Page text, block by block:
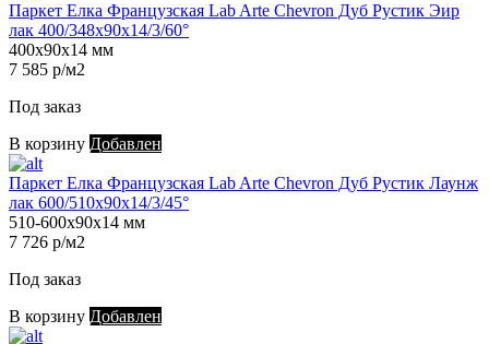
Паркет Елка Французская Lab Arte Chevron Дуб Рустик Эир
лак 400/348х90х14/3/60°
400х90х14 мм
7 585 р/м2
Под заказ
В корзину Добавлен
Паркет Елка Французская Lab Arte Chevron Дуб Рустик Лаунж
лак 600/510х90х14/3/45°
510-600х90х14 мм
7 726 р/м2
Под заказ
В корзину Добавлен